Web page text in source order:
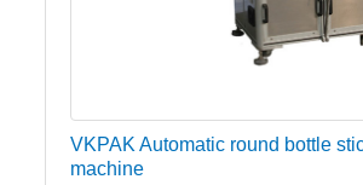
VKPAK Automatic round bottle
machine